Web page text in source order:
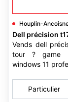
Houplin-
Dell précision
Vends dell
tour ? game
windows 11
Particulier